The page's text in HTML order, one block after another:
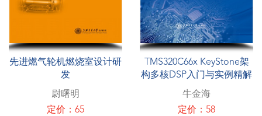
先进燃气轮机燃烧室设计研
发
尉曙明
定价：65
TMS320C66x KeyStone架
构多核DSP入门与实例精解
牛金海
定价：58